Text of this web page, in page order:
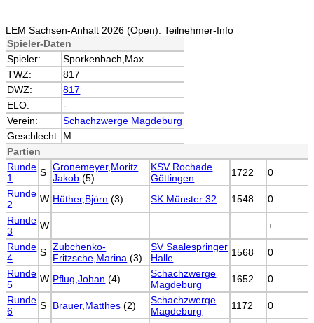
LEM Sachsen-Anhalt 2026 (Open): Teilnehmer-Info
Spieler-Daten
Spieler:
Sporkenbach,Max
TWZ:
817
DWZ:
817
ELO:
-
Verein:
Schachzwerge Magdeburg
Geschlecht: M
Partien
Runde
1
S Gronemeyer,Moritz
Jakob (5)
KSV Rochade
Göttingen
1722
0
Runde
2
W Hüther,Björn (3) SK Münster 32 1548
0
Runde
3
W
+
Runde
4
S Zubchenko-
Fritzsche,Marina (3)
SV Saalespringer
Halle
1568
0
Runde
5
W Pflug,Johan (4)
Schachzwerge
Magdeburg
1652
0
Runde
6
S Brauer,Matthes (2)
Schachzwerge
Magdeburg
1172
0